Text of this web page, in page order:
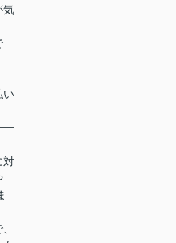
気
い
対